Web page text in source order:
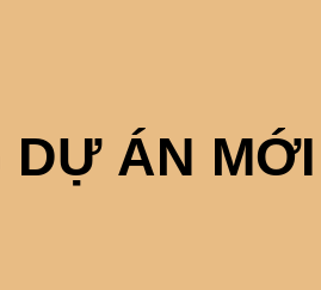
DỰ ÁN MỚI